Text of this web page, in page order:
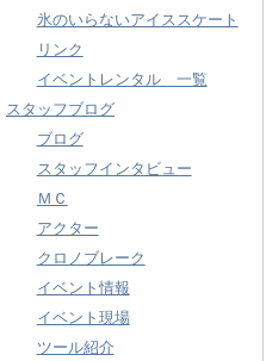
氷のいらないアイススケート
リンク
イベントレンタル 一覧
スタッフブログ
ブログ
スタッフインタビュー
ＭＣ
アクター
クロノブレーク
イベント情報
イベント現場
ツール紹介